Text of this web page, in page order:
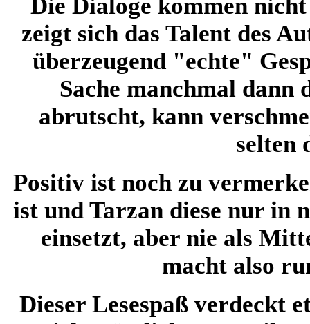
Die Dialoge kommen
zeigt sich das Talent des
überzeugend "echte"
Sache manchmal dann
abrutscht, kann
selten
Positiv ist noch zu
ist und Tarzan diese nur in
einsetzt, aber nie als
macht also
Dieser Lesespaß verdeckt